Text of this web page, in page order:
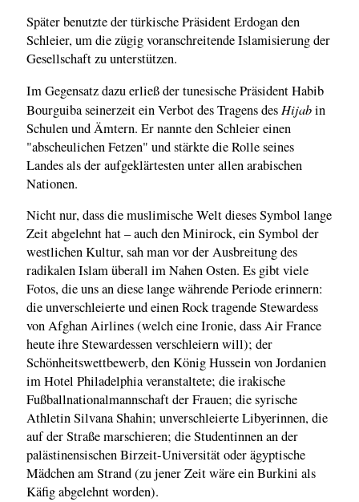
Später benutzte der türkische Präsident Erdogan den
Schleier, um die zügig voranschreitende Islamisierung der
Gesellschaft zu unterstützen.
Im Gegensatz dazu erließ der tunesische Präsident Habib
Bourguiba seinerzeit ein Verbot des Tragens des Hijabin
Schulen und Ämtern. Er nannte den Schleier einen
"abscheulichen Fetzen" und stärkte die Rolle seines
Landes als der aufgeklärtesten unter allen arabischen
Nationen.
Nicht nur, dass die muslimische Welt dieses Symbol lange
Zeit abgelehnt hat – auch den Minirock, ein Symbol der
westlichen Kultur, sah man vor der Ausbreitung des
radikalen Islam überall im Nahen Osten. Es gibt viele
Fotos, die uns an diese lange währende Periode erinnern:
die unverschleierte und einen Rock tragende Stewardess
von Afghan Airlines (welch eine Ironie, dass Air France
heute ihre Stewardessen verschleiern will); der
Schönheitswettbewerb, den König Hussein von Jordanien
im Hotel Philadelphia veranstaltete; die irakische
Fußballnationalmannschaft der Frauen; die syrische
Athletin Silvana Shahin; unverschleierte Libyerinnen, die
auf der Straße marschieren; die Studentinnen an der
palästinensischen Birzeit-Universität oder ägyptische
Mädchen am Strand (zu jener Zeit wäre ein Burkini als
Käfig abgelehnt worden).